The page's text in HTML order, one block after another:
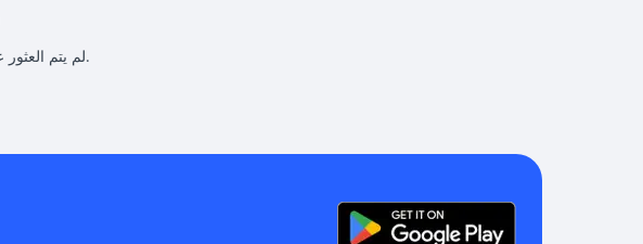
لم يتم العثور على مقالات مطابقة للبحث الذي تم تحديده.